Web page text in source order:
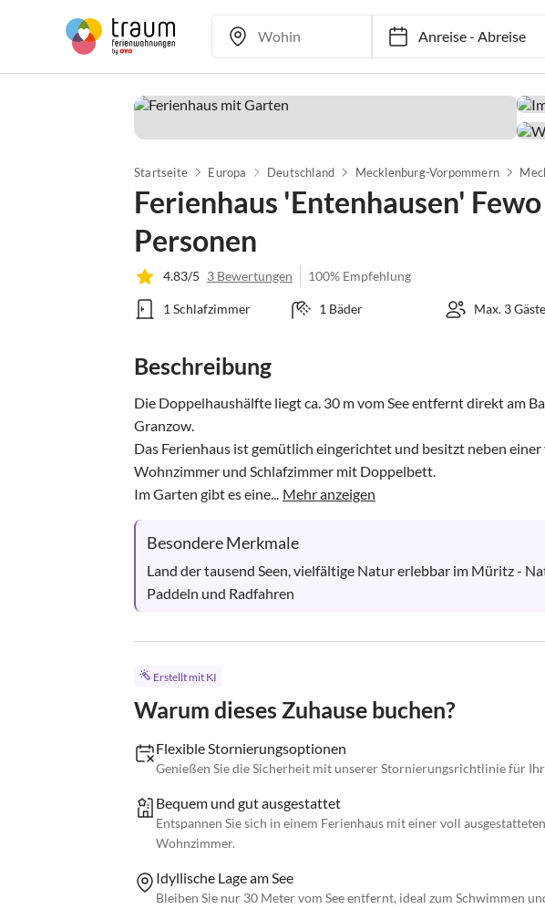
Anreise-Abreise
Startseite Europa Deutschland Mecklenburg-Vorpommern
Ferienhaus 'Entenhausen' Fewo
Personen
4.83/5 3 Bewertungen 100% Empfehlung
1 Schlafzimmer 1 Bäder Max. 3 Gäste
Beschreibung
Die Doppelhaushälfte liegt ca. 30 m vom See entfernt direkt am
Granzow.
Das Ferienhaus ist gemütlich eingerichtet und besitzt neben
Wohnzimmer und Schlafzimmer mit Doppelbett.
Im Garten gibt es eine... Mehr anzeigen
Besondere Merkmale
Land der tausend Seen, vielfältige Natur erlebbar im Müritz -
Paddeln und Radfahren
Erstellt mit KI
Warum dieses Zuhause buchen?
Flexible Stornierungsoptionen
Genießen Sie die Sicherheit mit unserer Stornierungsrichtlinie für
Bequem und gut ausgestattet
Entspannen Sie sich in einem Ferienhaus mit einer voll
Wohnzimmer.
Idyllische Lage am See
Bleiben Sie nur 30 Meter vom See entfernt, ideal zum Schwimmen